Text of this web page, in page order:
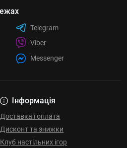
Інформація
Доставка і оплата
Дисконт та знижки
Клуб настільних ігор
Telegram
Viber
Messenger